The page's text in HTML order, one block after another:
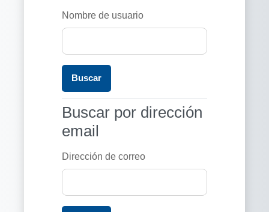
Nombre de usuario
Buscar por dirección email
Buscar por dirección
email
Dirección de correo